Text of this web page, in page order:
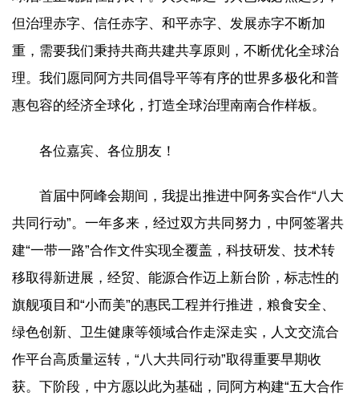
但治理赤字、信任赤字、和平赤字、发展赤字不断加
重，需要我们秉持共商共建共享原则，不断优化全球治
理。我们愿同阿方共同倡导平等有序的世界多极化和普
惠包容的经济全球化，打造全球治理南南合作样板。
各位嘉宾、各位朋友！
首届中阿峰会期间，我提出推进中阿务实合作“八大
共同行动”。一年多来，经过双方共同努力，中阿签署共
建“一带一路”合作文件实现全覆盖，科技研发、技术转
移取得新进展，经贸、能源合作迈上新台阶，标志性的
旗舰项目和“小而美”的惠民工程并行推进，粮食安全、
绿色创新、卫生健康等领域合作走深走实，人文交流合
作平台高质量运转，“八大共同行动”取得重要早期收
获。下阶段，中方愿以此为基础，同阿方构建“五大合作